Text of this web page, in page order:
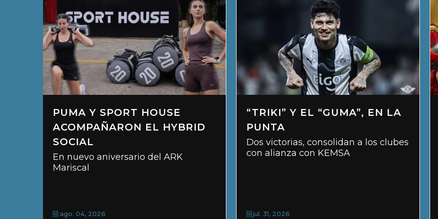
PUMA Y SPORT HOUSE
ACOMPAÑARON EL HYBRID
SOCIAL
En nuevo aniversario del ARK
Mariscal
ago. 04, 2026
“TRIKI” Y EL “GUMA”, EN LA
PUNTA
Dos victorias, consolidan a los clubes
con alianza con KEMSA
jul. 31, 2026